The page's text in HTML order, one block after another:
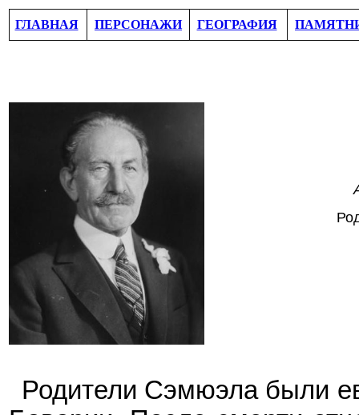
ГЛАВНАЯ ПЕРСОНАЖИ ГЕОГРАФИЯ
Родители Сэмюэла были